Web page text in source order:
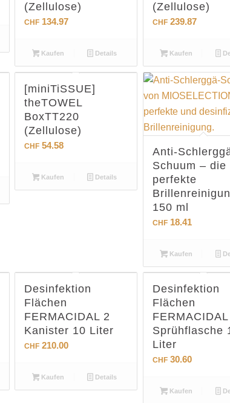
(Zellulose)
CHF 134.97
Kaufen Details
(Zellulose)
CHF239.87
Kaufen
[miniTiSSUE]
theTOWEL
BoxTT220
(Zellulose)
CHF 54.58
Kaufen Details
Anti-
Schuum – die
perfekte
150 ml
CHF18.41
Kaufen
Desinfektion
Flächen
FERMACIDAL 2
Kanister 10 Liter
CHF 210.00
Kaufen Details
Desinfektion
Flächen
FERMACIDAL
Sprühflasche
Liter
CHF30.60
Kaufen